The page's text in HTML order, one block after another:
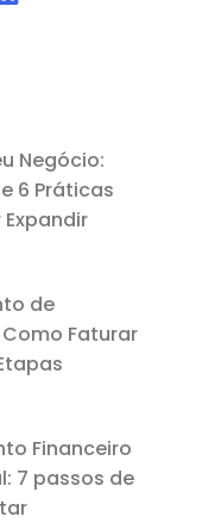
Negócio:
6 Práticas
de
Faturar
Financeiro
7 passos de